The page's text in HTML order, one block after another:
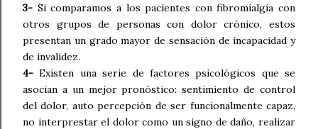
3- Si comparamos a los pacientes con fibromialgia con
otros grupos de personas con dolor crónico, estos
presentan un grado mayor de sensación de incapacidad y
de invalidez.
4- Existen una serie de factores psicológicos que se
asocian a un mejor pronóstico: sentimiento de control
del dolor, auto percepción de ser funcionalmente capaz,
no interprestar el dolor como un signo de daño, realizar